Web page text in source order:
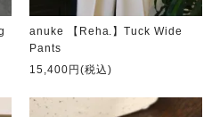
anuke 【Reha.】Tuck Wide
Pants
15,400円(税込)